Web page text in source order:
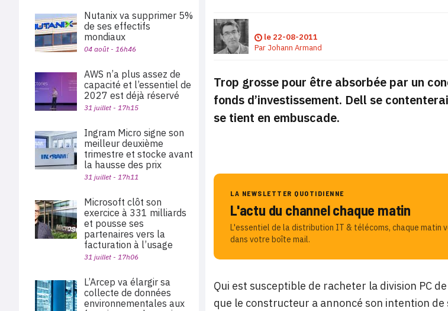
le 22-08-2011
Par Johann Armand
Trop grosse pour être absorbée par un
fonds d’investissement. Dell se
se tient en embuscade.
LA NEWSLETTER QUOTIDIENNE
L'actu du channel chaque matin
L'essentiel de la distribution IT & télécoms, chaque matin
dans votre boîte mail.
Qui est susceptible de racheter la division PC
que le constructeur a annoncé son intention
Nutanix va supprimer 5%
de ses effectifs
mondiaux
04 août - 16h46
AWS n’a plus assez de
capacité et l’essentiel de
2027 est déjà réservé
31 juillet - 17h15
Ingram Micro signe son
meilleur deuxième
trimestre et stocke avant
la hausse des prix
31 juillet - 17h11
Microsoft clôt son
exercice à 331 milliards
et pousse ses
partenaires vers la
facturation à l’usage
31 juillet - 17h06
L’Arcep va élargir sa
collecte de données
environnementales aux